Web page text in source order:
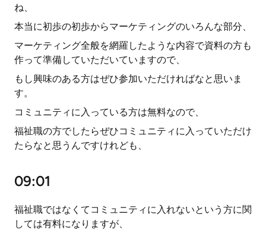
ね、
本当に初歩の初歩からマーケティングのいろんな部分、
マーケティング全般を網羅したような内容で資料の方も
作って準備していただいていますので、
もし興味のある方はぜひ参加いただければなと思いま
す。
コミュニティに入っている方は無料なので、
福祉職の方でしたらぜひコミュニティに入っていただけ
たらなと思うんですけれども、
09:01
福祉職ではなくてコミュニティに入れないという方に関
しては有料になりますが、